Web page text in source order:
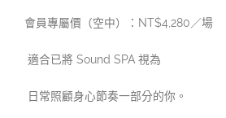
會員專屬價（空中）：NT$4,280／場
適合已將 Sound SPA 視為
日常照顧身心節奏一部分的你。